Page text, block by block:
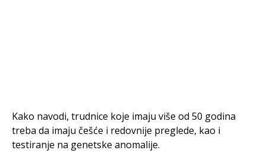
Kako navodi, trudnice koje imaju više od 50 godina
treba da imaju češće i redovnije preglede, kao i
testiranje na genetske anomalije.